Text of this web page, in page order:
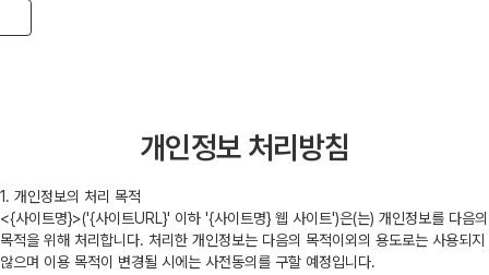
Toggle navigation
개인정보 처리방침
1. 개인정보의 처리 목적
<{사이트명}>('{사이트URL}' 이하 '{사이트명} 웹 사이트')은(는) 개인정보를 다음의
목적을 위해 처리합니다. 처리한 개인정보는 다음의 목적이외의 용도로는 사용되지
않으며 이용 목적이 변경될 시에는 사전동의를 구할 예정입니다.